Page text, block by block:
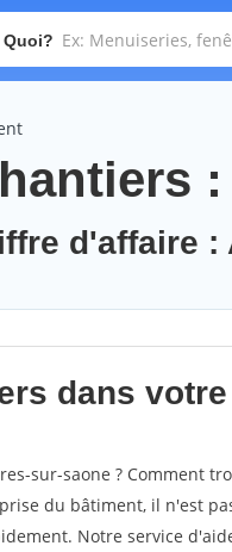
Quoi?
d'affaire :
dans
sur-saone ? Comment
du bâtiment, il n'est
Notre service